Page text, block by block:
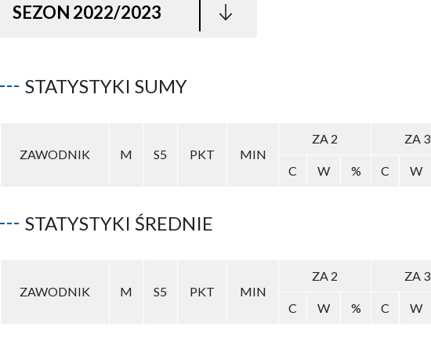
SEZON 2022/2023
STATYSTYKI SUMY
ZAWODNIK M S5 PKT MIN
ZA 2 ZA 3
C
W % C W
STATYSTYKI ŚREDNIE
ZAWODNIK M S5 PKT MIN
ZA 2 ZA 3
C
W % C W